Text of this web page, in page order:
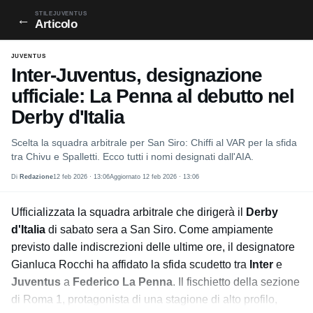
← STILEJUVENTUS
Articolo
JUVENTUS
Inter-Juventus, designazione
ufficiale: La Penna al debutto nel
Derby d'Italia
Scelta la squadra arbitrale per San Siro: Chiffi al VAR per la sfida
tra Chivu e Spalletti. Ecco tutti i nomi designati dall'AIA.
Di Redazione12 feb 2026 · 13:06Aggiornato 12 feb 2026 · 13:06
Ufficializzata la squadra arbitrale che dirigerà il
Derby
d'Italia di sabato sera a San Siro. Come ampiamente
previsto dalle indiscrezioni delle ultime ore, il designatore
Gianluca Rocchi ha affidato la sfida scudetto tra Inter e
Juventus a Federico La Penna. Il fischietto della sezione
di Roma 1, protagonista di una stagione di alto profilo,